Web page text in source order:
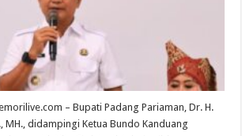
– Bupati Padang Pariaman, Dr. H.
MH., didampingi Ketua Bundo Kanduang